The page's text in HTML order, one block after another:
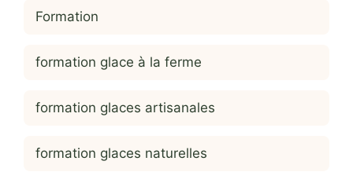
Formation
formation glace à la ferme
formation glaces artisanales
formation glaces naturelles